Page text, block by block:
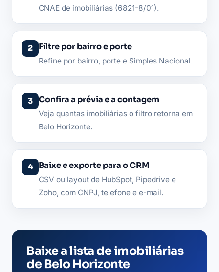
CNAE de imobiliárias (6821-8/01).
Filtre por bairro e porte
Refine por bairro, porte e Simples Nacional.
Confira a prévia e a contagem
Veja quantas imobiliárias o filtro retorna em
Belo Horizonte.
Baixe e exporte para o CRM
CSV ou layout de HubSpot, Pipedrive e
Zoho, com CNPJ, telefone e e-mail.
Baixe a lista de imobiliárias
de Belo Horizonte